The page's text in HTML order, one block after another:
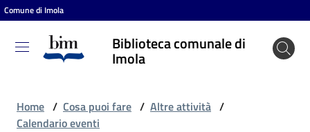
Vai al contenuto
Vai alla navigazione
Vai al footer
Comune di Imola
Biblioteca comunale di
Imola
Biblioteca
comunale
Home / Cosa puoi fare / Altre attività /
Calendario eventi